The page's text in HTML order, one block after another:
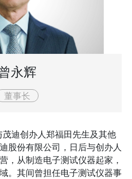
永辉
董事长
迪创办人郑福田先生及其他
股份有限公司，日后与创办人
，从制造电子测试仪器起家，
。其间曾担任电子测试仪器事